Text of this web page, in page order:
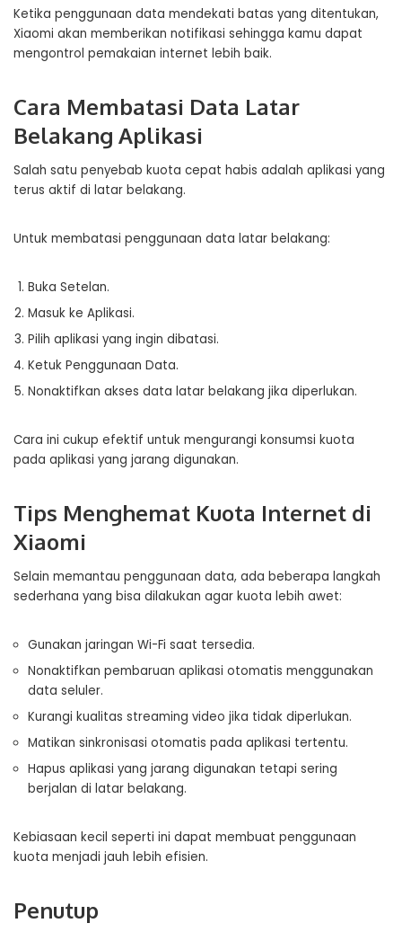
Ketika penggunaan data mendekati batas yang ditentukan,
Xiaomi akan memberikan notifikasi sehingga kamu dapat
mengontrol pemakaian internet lebih baik.
Cara Membatasi Data Latar
Belakang Aplikasi
Salah satu penyebab kuota cepat habis adalah aplikasi yang
terus aktif di latar belakang.
Untuk membatasi penggunaan data latar belakang:
Buka Setelan.
Masuk ke Aplikasi.
Pilih aplikasi yang ingin dibatasi.
Ketuk Penggunaan Data.
Nonaktifkan akses data latar belakang jika diperlukan.
Cara ini cukup efektif untuk mengurangi konsumsi kuota
pada aplikasi yang jarang digunakan.
Tips Menghemat Kuota Internet di
Xiaomi
Selain memantau penggunaan data, ada beberapa langkah
sederhana yang bisa dilakukan agar kuota lebih awet:
Gunakan jaringan Wi-Fi saat tersedia.
Nonaktifkan pembaruan aplikasi otomatis menggunakan
data seluler.
Kurangi kualitas streaming video jika tidak diperlukan.
Matikan sinkronisasi otomatis pada aplikasi tertentu.
Hapus aplikasi yang jarang digunakan tetapi sering
berjalan di latar belakang.
Kebiasaan kecil seperti ini dapat membuat penggunaan
kuota menjadi jauh lebih efisien.
Penutup